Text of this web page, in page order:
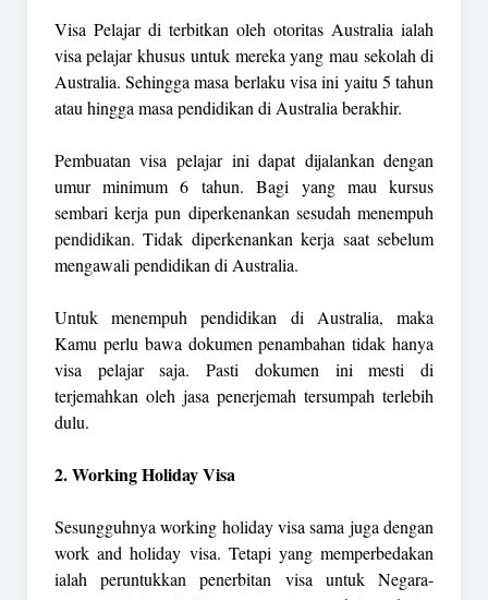
Visa Pelajar di terbitkan oleh otoritas Australia ialah
visa pelajar khusus untuk mereka yang mau sekolah di
Australia. Sehingga masa berlaku visa ini yaitu 5 tahun
atau hingga masa pendidikan di Australia berakhir.
Pembuatan visa pelajar ini dapat dijalankan dengan
umur minimum 6 tahun. Bagi yang mau kursus
sembari kerja pun diperkenankan sesudah menempuh
pendidikan. Tidak diperkenankan kerja saat sebelum
mengawali pendidikan di Australia.
Untuk menempuh pendidikan di Australia, maka
Kamu perlu bawa dokumen penambahan tidak hanya
visa pelajar saja. Pasti dokumen ini mesti di
terjemahkan oleh jasa penerjemah tersumpah terlebih
dulu.
2. Working Holiday Visa
Sesungguhnya working holiday visa sama juga dengan
work and holiday visa. Tetapi yang memperbedakan
ialah peruntukkan penerbitan visa untuk Negara-